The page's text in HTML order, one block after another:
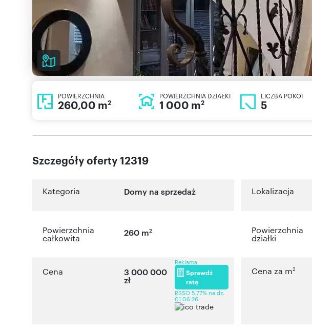
POWIERZCHNIA
260,00 m2
POWIERZCHNIA DZIAŁKI
1 000 m2
LICZBA POKOI
5
Szczegóły oferty 12319
Kategoria Domy na sprzedaż Lokalizacja
Powierzchnia
całkowita
260 m2 Powierzchnia
działki
Cena 3 000 000
zł
Reklama
Sprawdź
ratę
RSSO 5,77% na dz.
01.06.26
Cena za m2